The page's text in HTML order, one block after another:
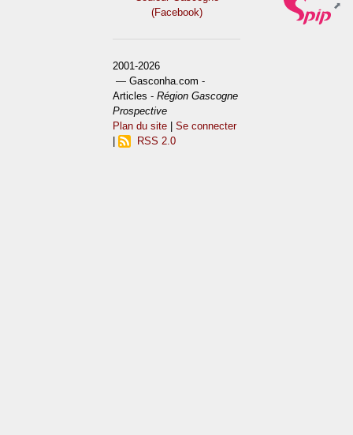
(Facebook)
2001-2026
— Gasconha.com -
Articles -Région Gascogne
Prospective
Plan du site |Se connecter
RSS 2.0